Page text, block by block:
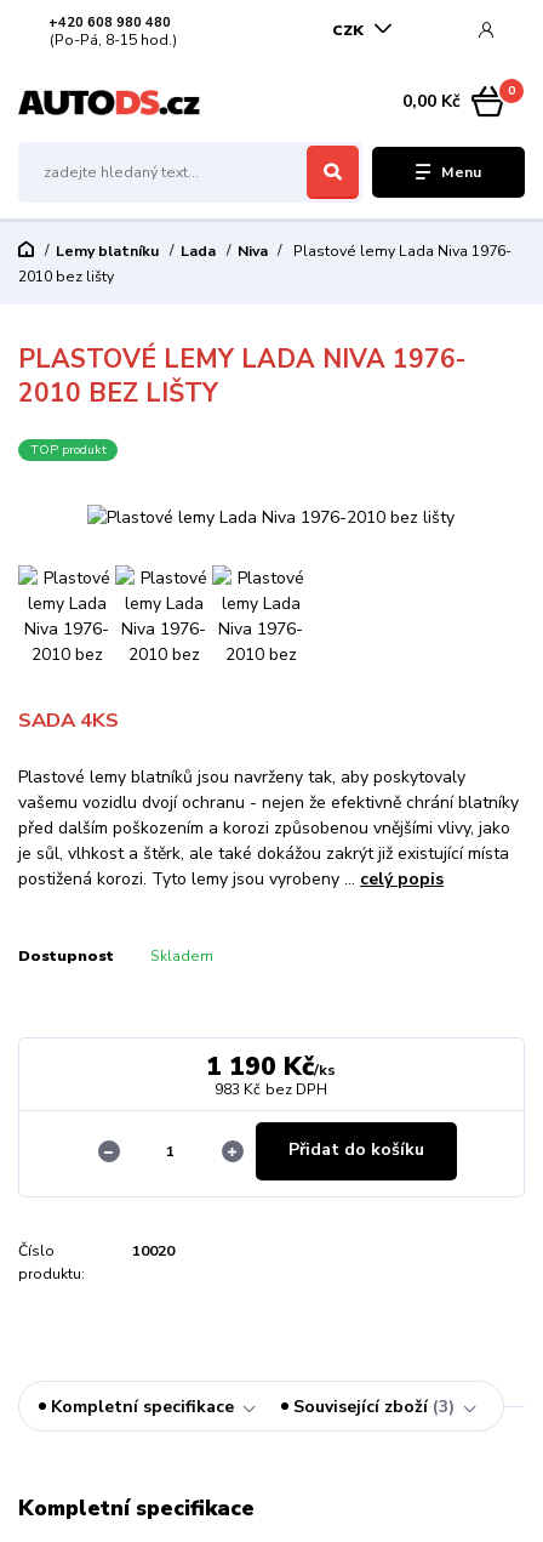
Menu
CZK
+420 608 980 480
(Po-Pá, 8-15 hod.)
0
0,00 Kč
Lemy blatníku Lada Niva
Plastové lemy Lada Niva 1976-
2010 bez lišty
PLASTOVÉ LEMY LADA NIVA 1976-
2010 BEZ LIŠTY
TOP produkt
SADA 4KS
Plastové lemy blatníků jsou navrženy tak, aby poskytovaly
vašemu vozidlu dvojí ochranu - nejen že efektivně chrání blatníky
před dalším poškozením a korozi způsobenou vnějšími vlivy, jako
je sůl, vlhkost a štěrk, ale také dokážou zakrýt již existující místa
postižená korozi. Tyto lemy jsou vyrobeny ... celý popis
Dostupnost Skladem
1 190 Kč/ks
983 Kč bez DPH
Přidat do košíku
Číslo
produktu:
10020
Kompletní specifikace Související zboží 3
Kompletní specifikace